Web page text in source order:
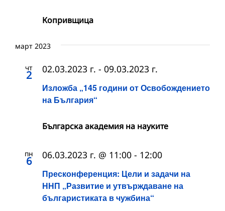
Копривщица
март 2023
чт
2
Изложба „145 години от Освобождението
на България“
02.03.2023 г. - 09.03.2023 г.
Българска академия на науките
пн
6
Пресконференция: Цели и задачи на
ННП „Развитие и утвърждаване на
българистиката в чужбина“
06.03.2023 г. @ 11:00 - 12:00